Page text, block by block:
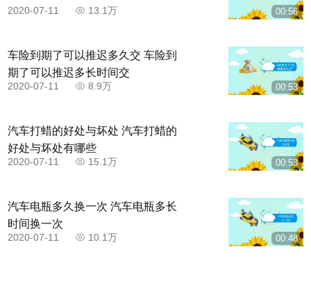
左打方向盘，小于30cm时右打方向盘。
步骤七，当车身与库位边线平行时，方向盘向右
00:56
2020-07-11 13.1万
00:53
车险到期了可以推迟多久交 车险到
期了可以推迟多长时间交
2020-07-11 8.9万
00:53
汽车打蜡的好处与坏处 汽车打蜡的
好处与坏处有哪些
2020-07-11 15.1万
00:48
汽车电瓶多久换一次 汽车电瓶多长
时间换一次
2020-07-11 10.1万